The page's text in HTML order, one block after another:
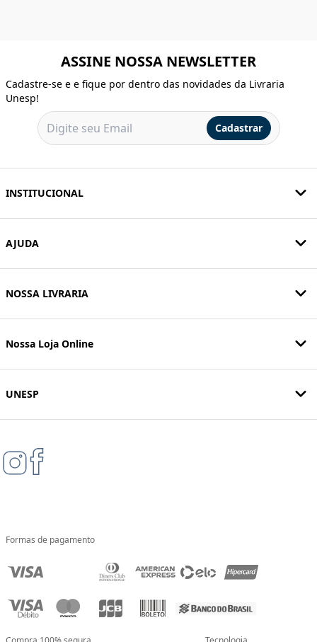
ASSINE NOSSA NEWSLETTER
Cadastre-se e e fique por dentro das novidades da Livraria
Unesp!
Cadastrar
INSTITUCIONAL
AJUDA
NOSSA LIVRARIA
Nossa Loja Online
UNESP
Formas de pagamento